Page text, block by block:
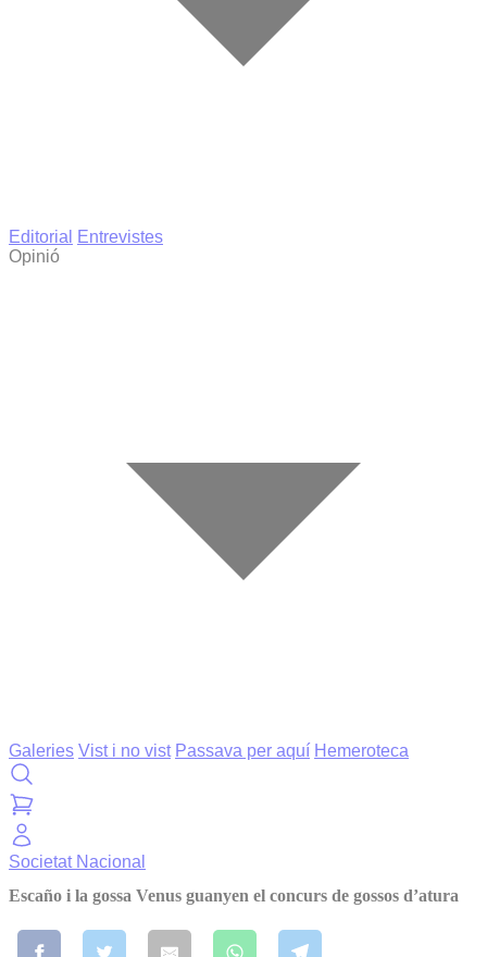
Editorial
Entrevistes
Opinió
Galeries Vist i no vist Passava per aquí Hemeroteca
Societat Nacional
Escaño i la gossa Venus guanyen el concurs de gossos d’atura